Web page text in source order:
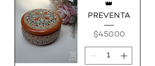
👑
PREVENTA
Precio
$450.00